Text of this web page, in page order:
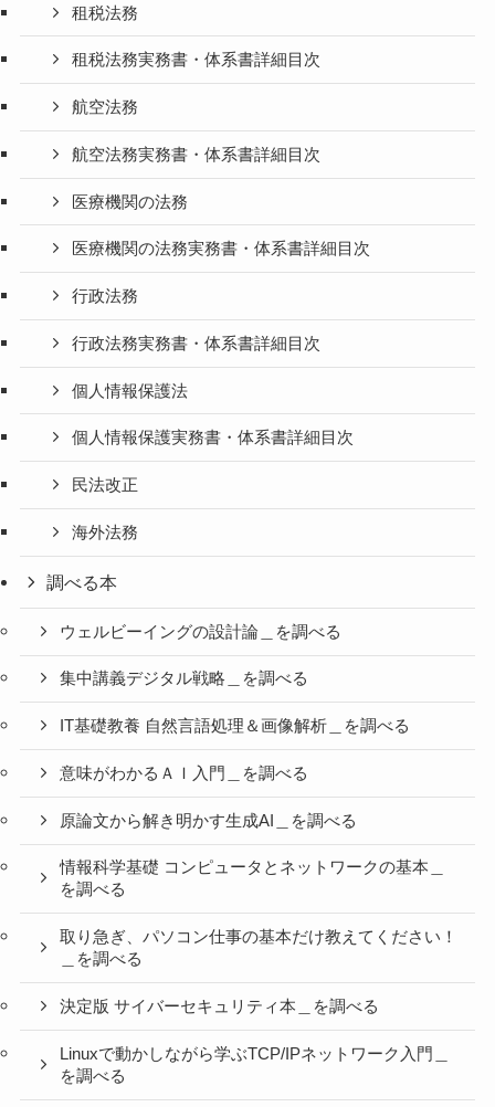
租税法務
租税法務実務書・体系書詳細目次
航空法務
航空法務実務書・体系書詳細目次
医療機関の法務
医療機関の法務実務書・体系書詳細目次
行政法務
行政法務実務書・体系書詳細目次
個人情報保護法
個人情報保護実務書・体系書詳細目次
民法改正
海外法務
調べる本
ウェルビーイングの設計論＿を調べる
集中講義デジタル戦略＿を調べる
IT基礎教養 自然言語処理＆画像解析＿を調べる
意味がわかるＡＩ入門＿を調べる
原論文から解き明かす生成AI＿を調べる
情報科学基礎 コンピュータとネットワークの基本＿
を調べる
取り急ぎ、パソコン仕事の基本だけ教えてください！
＿を調べる
決定版 サイバーセキュリティ本＿を調べる
Linuxで動かしながら学ぶTCP/IPネットワーク入門＿
を調べる